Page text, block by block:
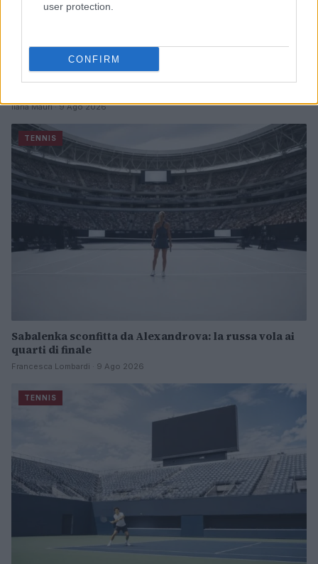
user protection.
CONFIRM
Curiosità e iniziative nel mondo del tennis: da Bublik a
Ilaria Mauri · 9 Ago 2026
TENNIS
Sabalenka sconfitta da Alexandrova: la russa vola ai
quarti di finale
Francesca Lombardi · 9 Ago 2026
TENNIS